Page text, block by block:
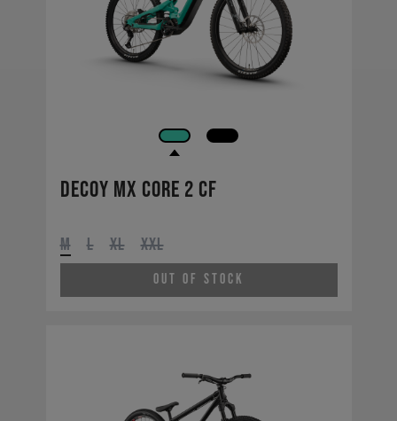
Decoy MX CORE 2 CF
M L XL XXL
Out of Stock